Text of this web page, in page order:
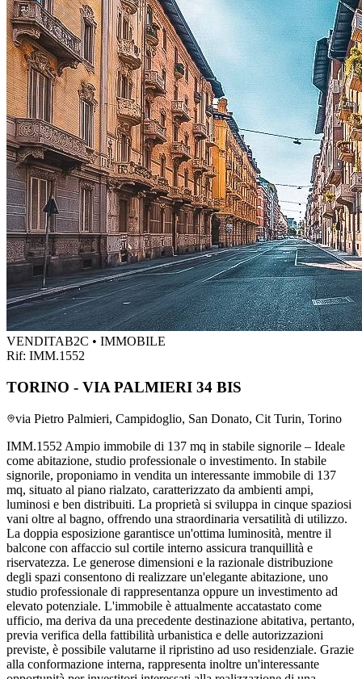
VENDITAB2C • IMMOBILE
Rif: IMM.1552
TORINO - VIA PALMIERI 34 BIS
via Pietro Palmieri, Campidoglio, San Donato, Cit Turin, Torino
IMM.1552 Ampio immobile di 137 mq in stabile signorile – Ideale
come abitazione, studio professionale o investimento. In stabile
signorile, proponiamo in vendita un interessante immobile di 137
mq, situato al piano rialzato, caratterizzato da ambienti ampi,
luminosi e ben distribuiti. La proprietà si sviluppa in cinque spaziosi
vani oltre al bagno, offrendo una straordinaria versatilità di utilizzo.
La doppia esposizione garantisce un'ottima luminosità, mentre il
balcone con affaccio sul cortile interno assicura tranquillità e
riservatezza. Le generose dimensioni e la razionale distribuzione
degli spazi consentono di realizzare un'elegante abitazione, uno
studio professionale di rappresentanza oppure un investimento ad
elevato potenziale. L'immobile è attualmente accatastato come
ufficio, ma deriva da una precedente destinazione abitativa, pertanto,
previa verifica della fattibilità urbanistica e delle autorizzazioni
previste, è possibile valutarne il ripristino ad uso residenziale. Grazie
alla conformazione interna, rappresenta inoltre un'interessante